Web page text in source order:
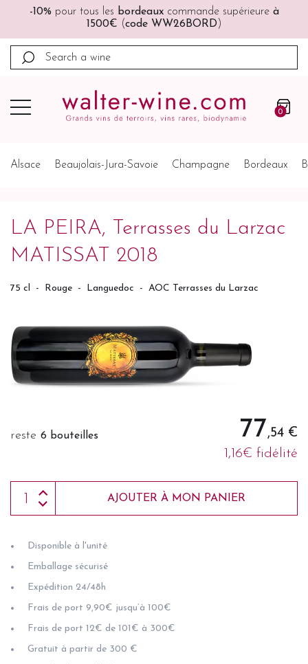
🚚🚚Port offertà partir de 200€ (France,
Belgique, Pays-Bas)
0
Alsace Beaujolais-Jura-Savoie Champagne Bordeaux
LA PEIRA, Terrasses du Larzac
MATISSAT 2018
75 cl - Rouge - Languedoc - AOC Terrasses du Larzac
reste 6 bouteilles 77,54 €
1,16€ fidélité
AJOUTER À MON PANIER
Disponible à l'unité
Emballage sécurisé
Expédition 24/48h
Frais de port 9,90€ jusqu’à 100€
Frais de port 12€ de 101€ à 300€
Gratuit à partir de 300 €